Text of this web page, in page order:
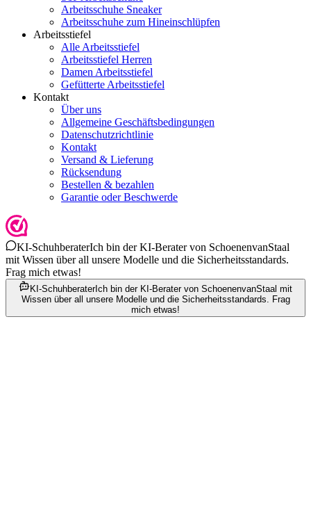
Arbeitsschuhe Sneaker
Arbeitsschuhe zum Hineinschlüpfen
Arbeitsstiefel
Alle Arbeitsstiefel
Arbeitsstiefel Herren
Damen Arbeitsstiefel
Gefütterte Arbeitsstiefel
Kontakt
Über uns
Allgemeine Geschäftsbedingungen
Datenschutzrichtlinie
Kontakt
Versand & Lieferung
Rücksendung
Bestellen & bezahlen
Garantie oder Beschwerde
KI-SchuhberaterIch bin der KI-Berater von SchoenenvanStaal
mit Wissen über all unsere Modelle und die Sicherheitsstandards.
Frag mich etwas!
KI-SchuhberaterIch bin der KI-Berater von SchoenenvanStaal mit
Wissen über all unsere Modelle und die Sicherheitsstandards. Frag
mich etwas!